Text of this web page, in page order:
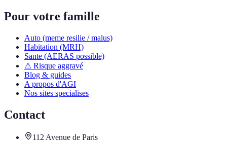
Pour votre famille
Auto (meme resilie / malus)
Habitation (MRH)
Sante (AERAS possible)
⚠ Risque aggravé
Blog & guides
A propos d'AGI
Nos sites specialises
Contact
112 Avenue de Paris